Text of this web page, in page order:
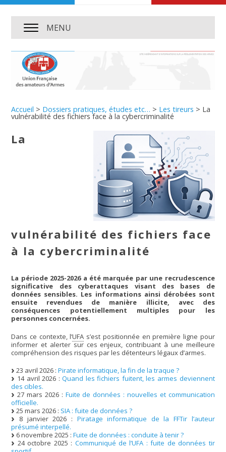
MENU
Accueil > Dossiers pratiques, études etc… > Les tireurs > La
vulnérabilité des fichiers face à la cybercriminalité
La
vulnérabilité des fichiers face
à la cybercriminalité
La période 2025-2026 a été marquée par une recrudescence
significative des cyberattaques visant des bases de
données sensibles. Les informations ainsi dérobées sont
ensuite revendues de manière illicite, avec des
conséquences potentiellement multiples pour les
personnes concernées.
Dans ce contexte, l’UFA s’est positionnée en première ligne pour
informer et alerter sur ces enjeux, contribuant à une meilleure
compréhension des risques par les détenteurs légaux d’armes.
23 avril 2026 :Pirate informatique, la fin de la traque ?
14 avril 2026 :Quand les fichiers fuitent, les armes deviennent
des cibles.
27 mars 2026 : Fuite de données : nouvelles et communication
officielle.
25 mars 2026 : SIA : fuite de données ?
8 janvier 2026 : Piratage informatique de la FFTir l’auteur
présumé interpellé.
6 novembre 2025 :Fuite de données : conduite à tenir ?
24 octobre 2025 : Communiqué de l’UFA : fuite de données tir